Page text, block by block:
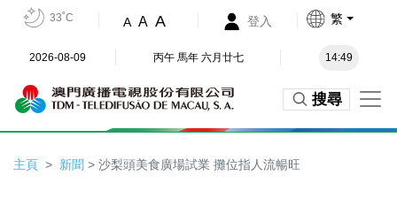
33˚C A A A 登入 繁
2026-08-09 丙午 馬年 六月廿七 14:49
搜尋
主頁 新聞 > 沙梨頭美食廣場試業 攤位指人流暢旺